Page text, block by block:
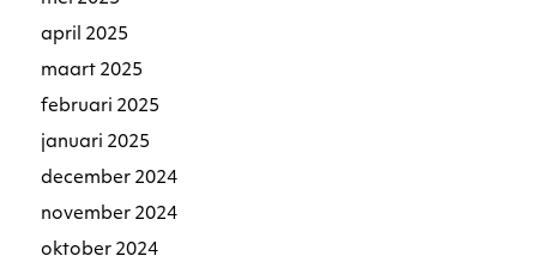
april 2025
maart 2025
februari 2025
januari 2025
december 2024
november 2024
oktober 2024